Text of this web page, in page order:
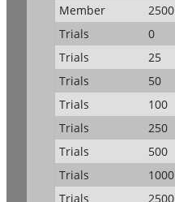
Member
2500
Trials
0
Trials
25
Trials
50
Trials
100
Trials
250
Trials
500
Trials
1000
Trials
2500